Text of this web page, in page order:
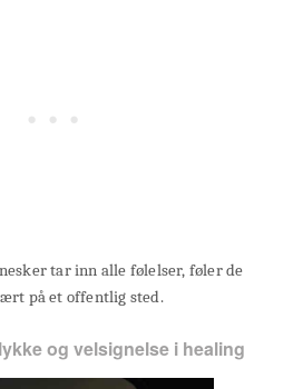
tar inn alle følelser, føler de
på et offentlig sted.
og velsignelse i healing